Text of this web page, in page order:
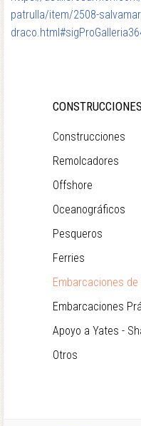
patrulla/item/2508-
CONSTRUCCIONES
Construcciones
Remolcadores
Offshore
Oceanográficos
Pesqueros
Ferries
Embarcaciones
Embarcaciones
Apoyo a Yates -
Otros